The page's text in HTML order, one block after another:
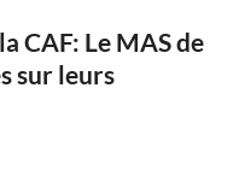
CAF: Le MAS de
sur leurs